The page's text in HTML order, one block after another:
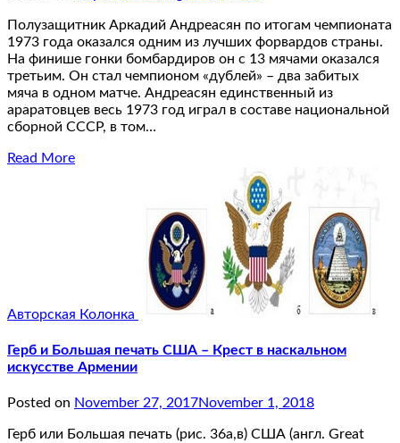
Полузащитник Аркадий Андреасян по итогам чемпионата
1973 года оказался одним из лучших форвардов страны.
На финише гонки бомбардиров он с 13 мячами оказался
третьим. Он стал чемпионом «дублей» – два забитых
мяча в одном матче. Андреасян единственный из
араратовцев весь 1973 год играл в составе национальной
сборной СССР, в том…
Read More
Авторская Колонка
Герб и Большая печать США – Крест в наскальном
искусстве Армении
Posted on November 27, 2017November 1, 2018
Герб или Большая печать (рис. 36а,в) США (англ. Great